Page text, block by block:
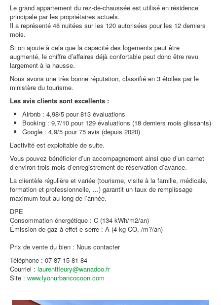
Le grand appartement du rez-de-chaussée est utilisé en résidence
principale par les propriétaires actuels.
Il a représenté 48 nuitées sur les 120 autorisées pour les 12 derniers
mois.
Si on ajoute à cela que la capacité des logements peut être
augmenté, le chiffre d’affaires déjà confortable peut donc être revu
largement à la hausse.
Nous avons une très bonne réputation, classifié en 3 étoiles par le
ministère du tourisme.
Les avis clients sont excellents :
Airbnb : 4,98/5 pour 813 évaluations
Booking : 9,7/10 pour 129 évaluations (18 derniers mois glissants)
Google : 4,9/5 pour 75 avis (depuis 2020)
L’activité est exploitable de suite.
Vous pouvez bénéficier d’un accompagnement ainsi que d’un carnet
d’environ trois mois d’enregistrement de réservation d’avance.
La clientèle régulière et variée (tourisme, visite à la famille, médicale,
formation et professionnelle, ...) garantit un taux de remplissage
maximum tout au long de l’année.
DPE
Consommation énergétique : C (134 kWh/m2/an)
Émission de gaz à effet e serre : A (4 kg CO, /m?/an)
Prix de vente du bien : Nous contacter
Téléphone : 07 87 15 81 84
Courriel : laurentfleury@wanadoo.fr
Site : www.lyonurbancocoon.com